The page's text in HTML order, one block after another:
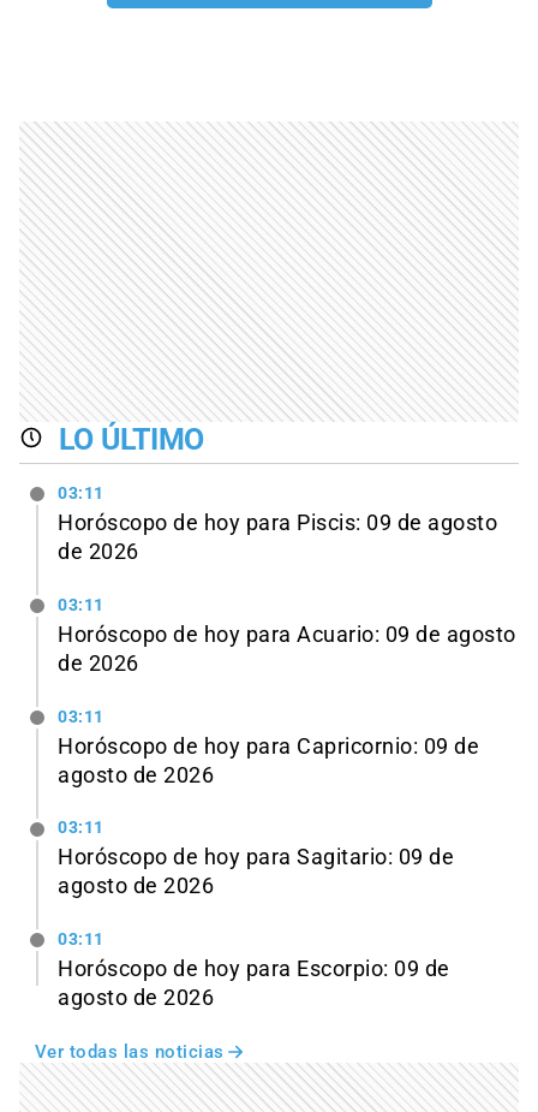
LO ÚLTIMO
03:11
Horóscopo de hoy para Piscis: 09 de agosto
de 2026
03:11
Horóscopo de hoy para Acuario: 09 de agosto
de 2026
03:11
Horóscopo de hoy para Capricornio: 09 de
agosto de 2026
03:11
Horóscopo de hoy para Sagitario: 09 de
agosto de 2026
03:11
Horóscopo de hoy para Escorpio: 09 de
agosto de 2026
Ver todas las noticias